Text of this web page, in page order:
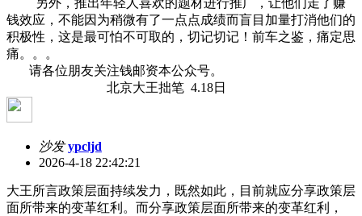
钱效应，不能因为稍微有了一点点成绩而盲目加量打消他们的
积极性，这是最可怕不可取的，切记切记！前车之鉴，痛定思
痛。。。
请各位朋友关注钱邮资本公众号。
北京大王拙笔 4.18日
沙发 ypcljd
2026-4-18 22:42:21
大王所言政策层面持续发力，既然如此，目前就应分享政策层
面所带来的变革红利。而分享政策层面所带来的变革红利，